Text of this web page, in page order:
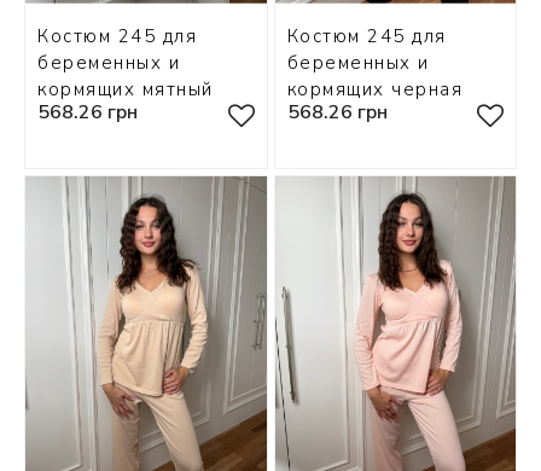
Костюм 245 для
беременных и
кормящих мятный
568.26 грн
Костюм 245 для
беременных и
кормящих черная
568.26 грн